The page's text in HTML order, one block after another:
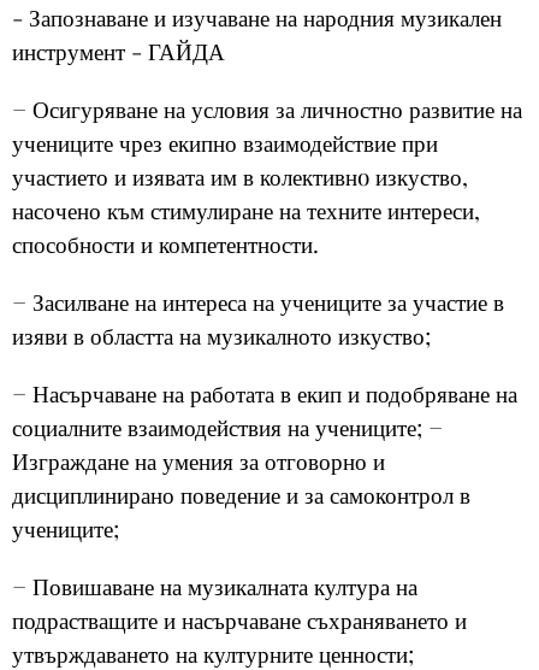
- Запознаване и изучаване на народния музикален
инструмент - ГАЙДА
− Осигуряване на условия за личностно развитие на
учениците чрез екипно взаимодействие при
участието и изявата им в колективнo изкуство,
насочено към стимулиране на техните интереси,
способности и компетентности.
− Засилване на интереса на учениците за участие в
изяви в областта на музикалното изкуство;
− Насърчаване на работата в екип и подобряване на
социалните взаимодействия на учениците; −
Изграждане на умения за отговорно и
дисциплинирано поведение и за самоконтрол в
учениците;
− Повишаване на музикалната култура на
подрастващите и насърчаване съхраняването и
утвърждаването на културните ценности;